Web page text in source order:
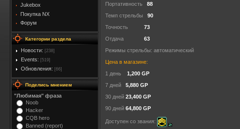
Jukebox
Покупка NX
Форум
Категории раздела
Новости: [238]
Events: [519]
Обновления: [66]
Поделись мнением
"Любимая" фраза
Noob
Hacker
CQB hero
Banned (report)
Портативность 88
Темп стрельбы 90
Точность 73
Отдача 63
Режимы стрельбы: автоматический
Цена в магазине:
1 день
1,200 GP
7 дней 5,880 GP
30 дней 23,400 GP
90 дней 64,800 GP
Доступен со звания: